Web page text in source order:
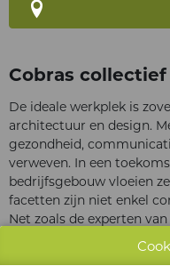
Cobras collectief
De ideale werkplek is
architectuur en design.
gezondheid,
verweven. In een
bedrijfsgebouw vloeien
facetten zijn niet enkel
Net zoals de experten
kwaliteit van werken en